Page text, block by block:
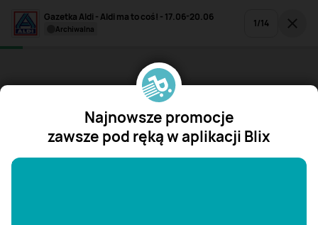
Gazetka Aldi - Aldi ma to coś! - 17.06-20.06
archiwalna 1/14
Najnowsze promocje
zawsze pod ręką w aplikacji Blix
"/>